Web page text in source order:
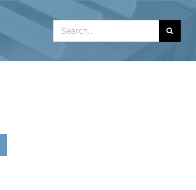
Search
for: